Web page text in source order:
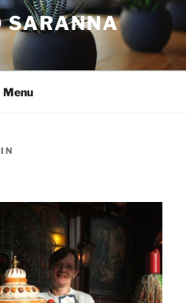
SARANNA
Menu